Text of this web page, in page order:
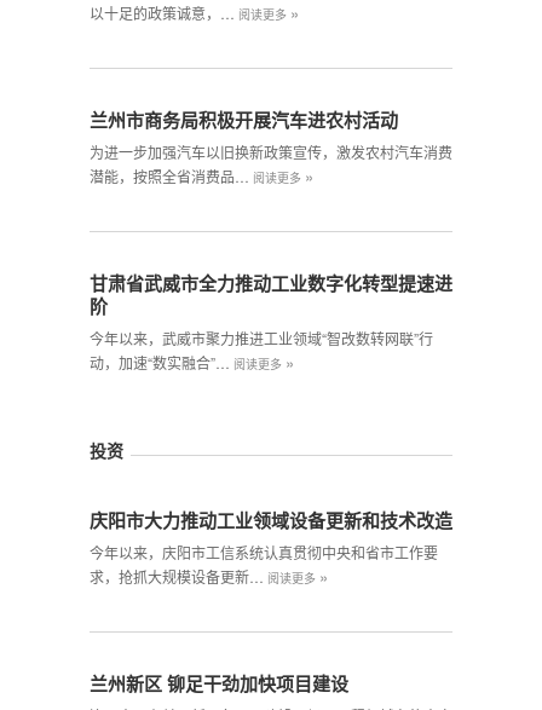
以十足的政策诚意，…
阅读更多 »
兰州市商务局积极开展汽车进农村活动
为进一步加强汽车以旧换新政策宣传，激发农村汽车消费
潜能，按照全省消费品…
阅读更多 »
甘肃省武威市全力推动工业数字化转型提速进
阶
今年以来，武威市聚力推进工业领域“智改数转网联”行
动，加速“数实融合”…
阅读更多 »
投资
庆阳市大力推动工业领域设备更新和技术改造
今年以来，庆阳市工信系统认真贯彻中央和省市工作要
求，抢抓大规模设备更新…
阅读更多 »
兰州新区 铆足干劲加快项目建设